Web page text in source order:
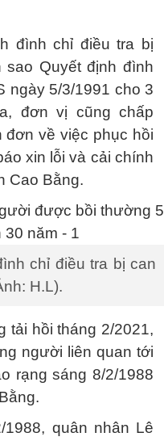
đình chỉ điều tra bị
Quyết định đình
ngày 5/3/1991 cho 3
đơn vị cũng chấp
đơn về việc phục hồi
xin lỗi và cải chính
Cao Bằng.
chỉ điều tra bị can
H.L).
tải hồi tháng 2/2021,
người liên quan tới
rạng sáng 8/2/1988
quân nhân Lê